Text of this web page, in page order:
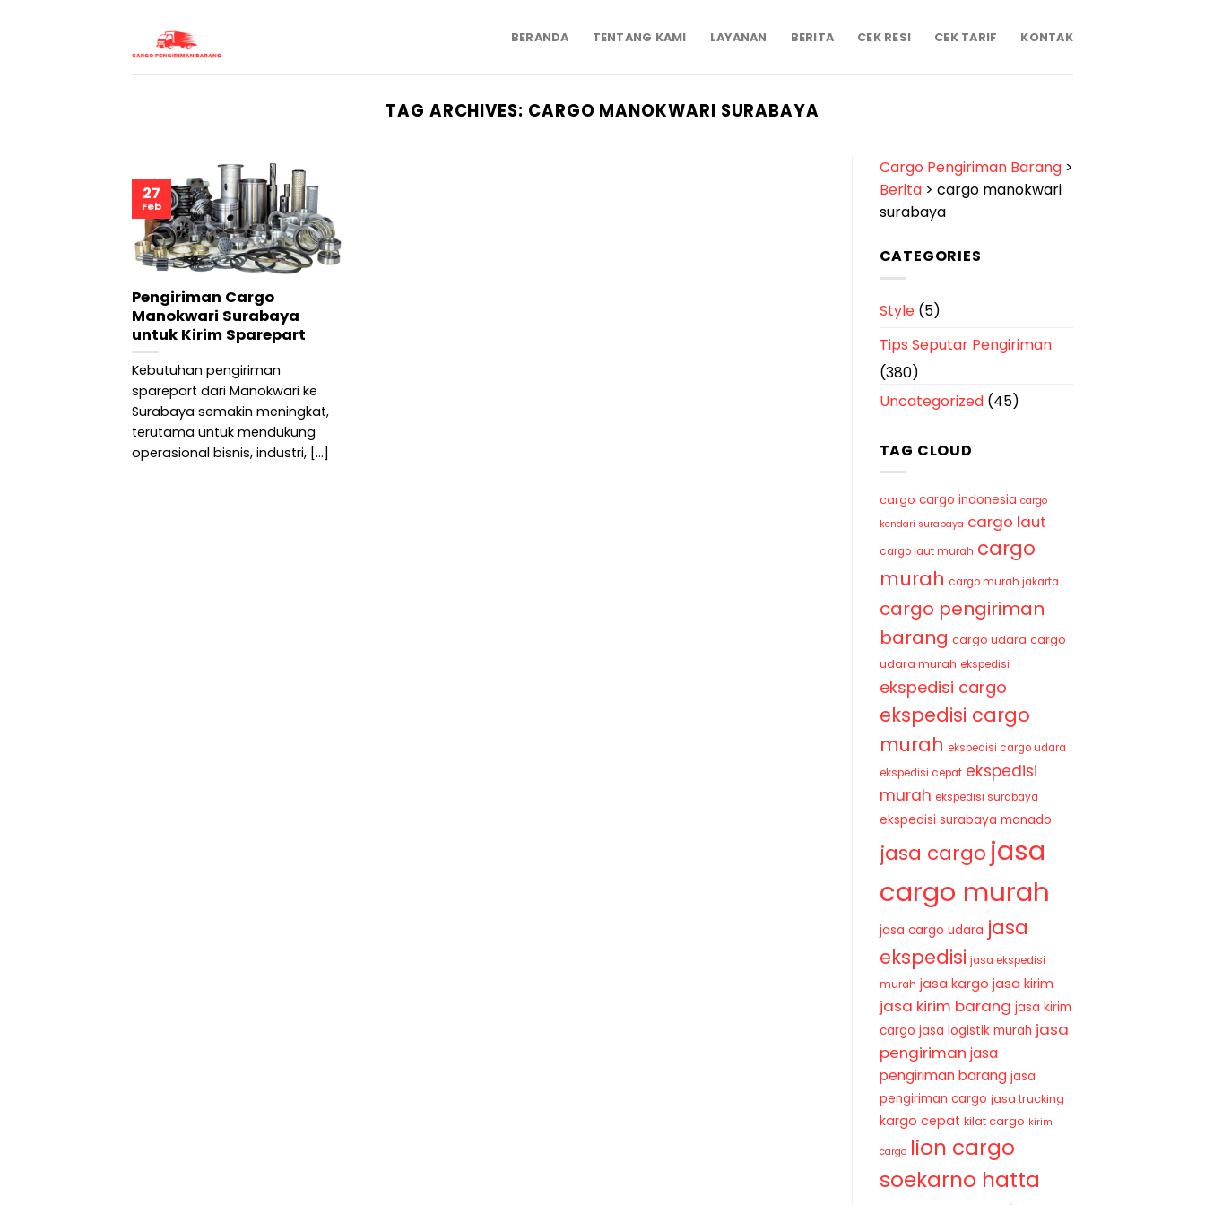
BERANDA TENTANG KAMI LAYANAN BERITA CEK RESI CEK TARIF KONTAK
TAG ARCHIVES: CARGO MANOKWARI SURABAYA
Pengiriman Cargo
Manokwari Surabaya
untuk Kirim Sparepart
Kebutuhan pengiriman
sparepart dari Manokwari ke
Surabaya semakin meningkat,
terutama untuk mendukung
operasional bisnis, industri, [...]
27
Feb
Cargo Pengiriman Barang>
Berita> cargo manokwari
surabaya
CATEGORIES
Style(5)
Tips Seputar Pengiriman
(380)
Uncategorized(45)
TAG CLOUD
cargo cargo indonesia cargo
kendari surabaya cargo laut
cargo laut murah cargo
murah cargo murah jakarta
cargo pengiriman
barang cargo udara cargo
udara murah ekspedisi
ekspedisi cargo
ekspedisi cargo
murah ekspedisi cargo udara
ekspedisi cepat ekspedisi
murah ekspedisi surabaya
ekspedisi surabaya manado
jasa cargo jasa
cargo murah
jasa cargo udara jasa
ekspedisi jasa ekspedisi
murah jasa kargo jasa kirim
jasa kirim barang jasa kirim
cargo jasa logistik murah jasa
pengiriman jasa
pengiriman barang jasa
pengiriman cargo jasa trucking
kargo cepat kilat cargo kirim
cargo lion cargo
soekarno hatta